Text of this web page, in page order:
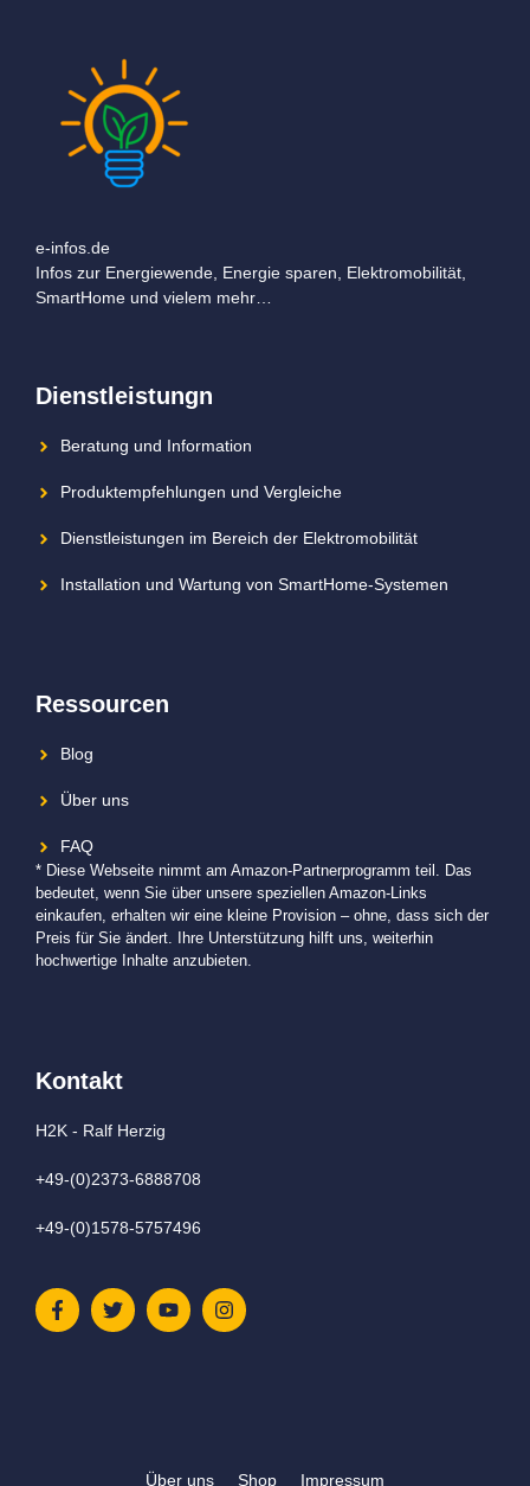
e-infos.de
Infos zur Energiewende, Energie sparen, Elektromobilität,
SmartHome und vielem mehr…
Dienstleistungn
Beratung und Information
Produktempfehlungen und Vergleiche
Dienstleistungen im Bereich der Elektromobilität
Installation und Wartung von SmartHome-Systemen
Ressourcen
Blog
Über uns
FAQ
* Diese Webseite nimmt am Amazon-Partnerprogramm teil. Das
bedeutet, wenn Sie über unsere speziellen Amazon-Links
einkaufen, erhalten wir eine kleine Provision – ohne, dass sich der
Preis für Sie ändert. Ihre Unterstützung hilft uns, weiterhin
hochwertige Inhalte anzubieten.
Kontakt
H2K - Ralf Herzig
+49-(0)2373-6888708
+49-(0)1578-5757496
Über uns Shop Impressum